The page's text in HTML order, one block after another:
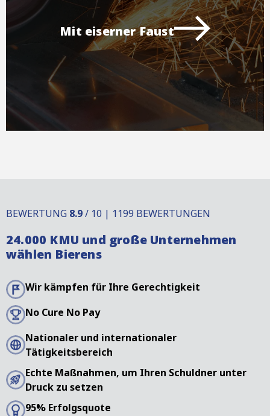
Mit eiserner Faust
BEWERTUNG 8.9/ 10 | 1199 BEWERTUNGEN
24.000 KMU und große Unternehmen
wählen Bierens
Wir kämpfen für Ihre Gerechtigkeit
No Cure No Pay
Nationaler und internationaler
Tätigkeitsbereich
Echte Maßnahmen, um Ihren Schuldner unter
Druck zu setzen
95% Erfolgsquote